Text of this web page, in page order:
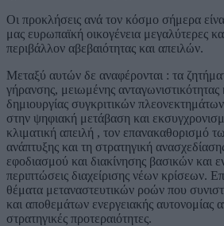
Οι προκλήσεις ανά τον κόσμο σήμερα
μας ευρωπαϊκή οικογένεια μεγαλύτερες
περιβάλλον αβεβαιότητας και απειλών.
Μεταξύ αυτών δε αναφέρονται : τα
γήρανσης, μειωμένης ανταγωνιστικότητας
δημιουργίας συγκριτικών
στην ψηφιακή μετάβαση και
κλιματική απειλή , τον επανακαθορισμό
ανάπτυξης και τη στρατηγική
εφοδιασμού και διακίνησης βασικών και
περιπτώσεις διαχείρισης νέων κρίσεων.
θέματα μεταναστευτικών ροών που
και αποθεμάτων ενεργειακής αυτονομίας
στρατηγικές προτεραιότητες.